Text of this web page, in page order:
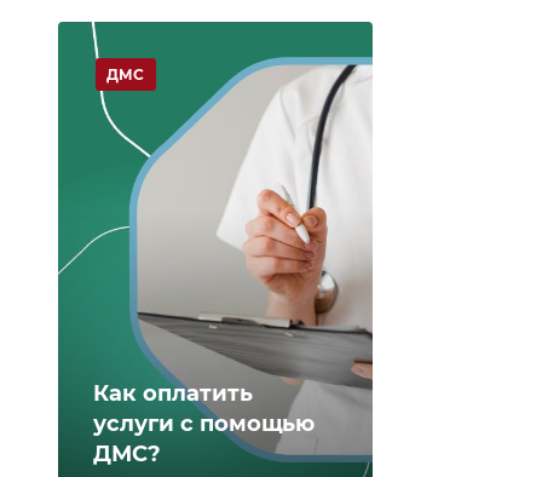
Как оплатить
услуги с помощью
ДМС?
ДМС